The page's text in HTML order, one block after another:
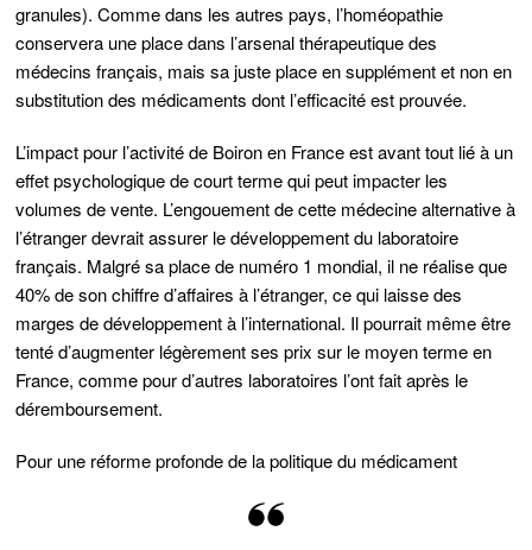
granules). Comme dans les autres pays, l’homéopathie
conservera une place dans l’arsenal thérapeutique des
médecins français, mais sa juste place en supplément et non en
substitution des médicaments dont l’efficacité est prouvée.
L’impact pour l’activité de Boiron en France est avant tout lié à un
effet psychologique de court terme qui peut impacter les
volumes de vente. L’engouement de cette médecine alternative à
l’étranger devrait assurer le développement du laboratoire
français. Malgré sa place de numéro 1 mondial, il ne réalise que
40% de son chiffre d’affaires à l’étranger, ce qui laisse des
marges de développement à l’international. Il pourrait même être
tenté d’augmenter légèrement ses prix sur le moyen terme en
France, comme pour d’autres laboratoires l’ont fait après le
déremboursement.
Pour une réforme profonde de la politique du médicament